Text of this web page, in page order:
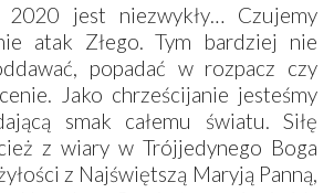
2020 jest niezwykły… Czujemy
atak Złego. Tym bardziej nie
popadać w rozpacz czy
Jako chrześcijanie jesteśmy
smak całemu światu. Siłę
z wiary w Trójjedynego Boga
z Najświętszą Maryją Panną,